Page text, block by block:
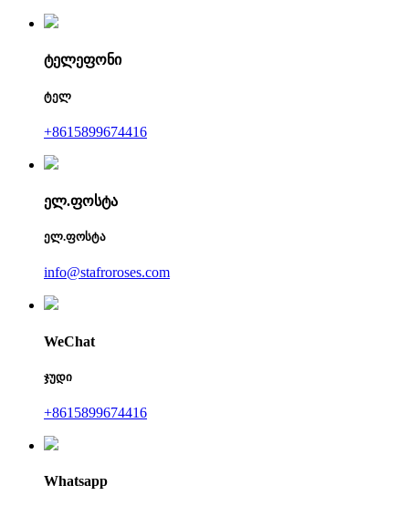
ტელეფონი
ტელ
+8615899674416
ელ.ფოსტა
ელ.ფოსტა
info@stafroroses.com
WeChat
ჯუდი
+8615899674416
Whatsapp